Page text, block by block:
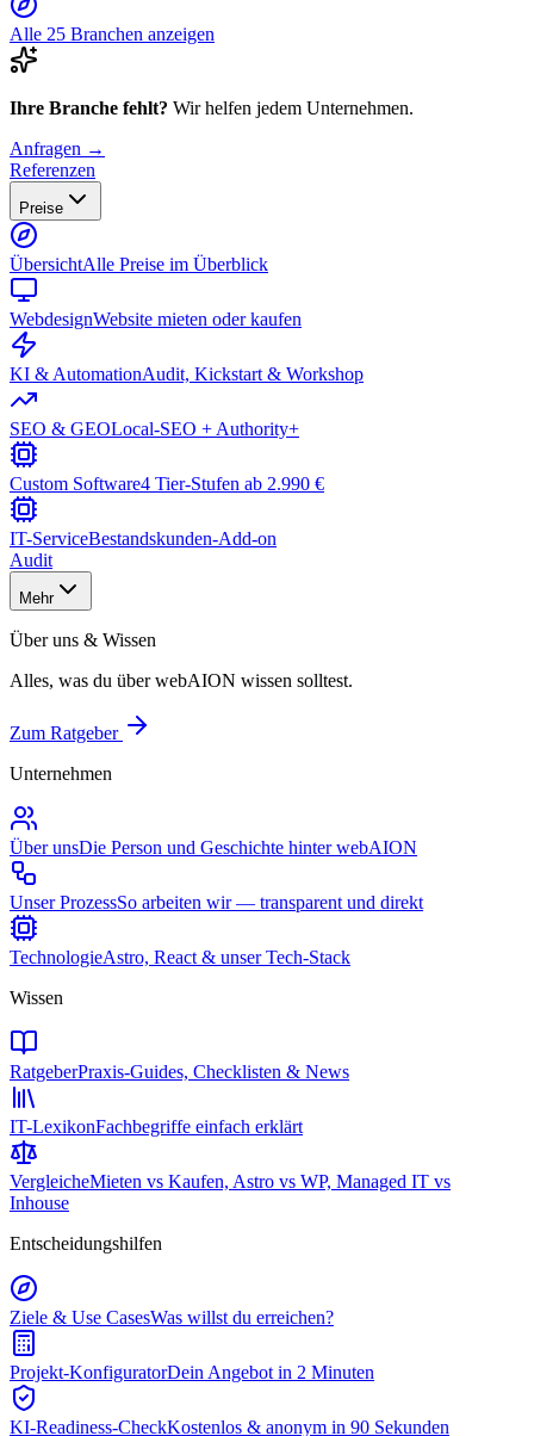
Alle 25 Branchen anzeigen
Ihre Branche fehlt? Wir helfen jedem Unternehmen.
Anfragen →
Referenzen
Preise
ÜbersichtAlle Preise im Überblick
WebdesignWebsite mieten oder kaufen
KI & AutomationAudit, Kickstart & Workshop
SEO & GEOLocal-SEO + Authority+
Custom Software4 Tier-Stufen ab 2.990 €
IT-ServiceBestandskunden-Add-on
Audit
Mehr
Über uns & Wissen
Alles, was du über webAION wissen solltest.
Zum Ratgeber
Unternehmen
Über unsDie Person und Geschichte hinter webAION
Unser ProzessSo arbeiten wir — transparent und direkt
TechnologieAstro, React & unser Tech-Stack
Wissen
RatgeberPraxis-Guides, Checklisten & News
IT-LexikonFachbegriffe einfach erklärt
VergleicheMieten vs Kaufen, Astro vs WP, Managed IT vs
Inhouse
Entscheidungshilfen
Ziele & Use CasesWas willst du erreichen?
Projekt-KonfiguratorDein Angebot in 2 Minuten
KI-Readiness-CheckKostenlos & anonym in 90 Sekunden